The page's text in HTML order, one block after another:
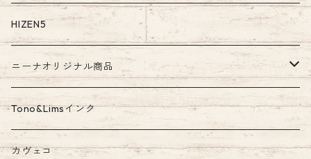
HIZEN5
ニーナオリジナル商品
ガラスペン
Tono&Limsコラボインク
Tono&Limsインク
カヴェコ